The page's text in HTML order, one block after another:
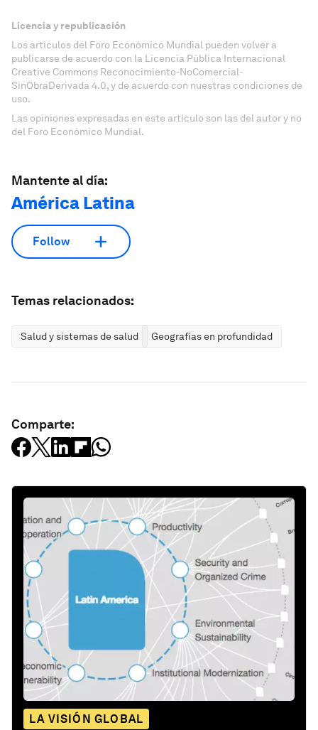
Licencia y republicación
Los artículos del Foro Económico Mundial pueden volver a
publicarse de acuerdo con la Licencia Pública Internacional
Creative Commons Reconocimiento-NoComercial-
SinObraDerivada 4.0, y de acuerdo con nuestras condiciones de
uso.
Las opiniones expresadas en este artículo son las del autor y no
del Foro Económico Mundial.
Mantente al día:
América Latina
Follow
Temas relacionados:
Salud y sistemas de salud Geografías en profundidad
Comparte:
LA VISIÓN GLOBAL